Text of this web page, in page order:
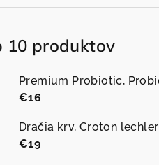
10 produktov
€16
Dračia krv, Croton
€19